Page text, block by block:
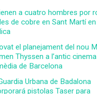
a cuatro hombres por
de cobre en Sant Martí
el planejament del nou
Thyssen a l’antic cinema
de Barcelona
Urbana de Badalona
pistolas Taser para